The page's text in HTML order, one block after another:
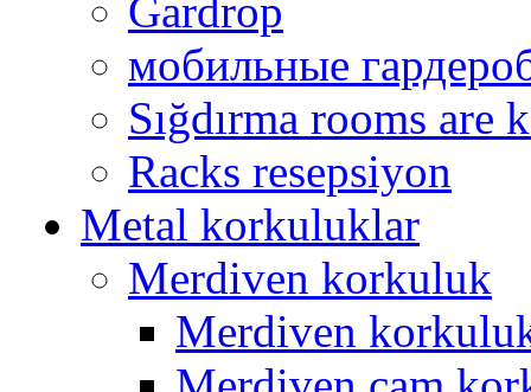
Gardrop
мобильные
Sığdırma rooms are
Racks resepsiyon
Metal korkuluklar
Merdiven korkuluk
Merdiven